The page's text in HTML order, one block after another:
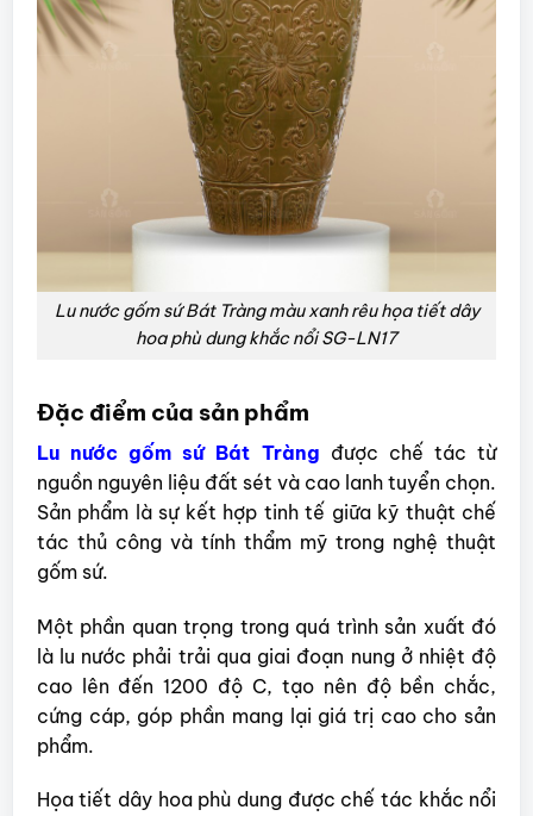
Lu nước gốm sứ Bát Tràng màu xanh rêu họa tiết dây
hoa phù dung khắc nổi SG-LN17
Đặc điểm của sản phẩm
Lu nước gốm sứ Bát Tràng được chế tác từ
nguồn nguyên liệu đất sét và cao lanh tuyển chọn.
Sản phẩm là sự kết hợp tinh tế giữa kỹ thuật chế
tác thủ công và tính thẩm mỹ trong nghệ thuật
gốm sứ.
Một phần quan trọng trong quá trình sản xuất đó
là lu nước phải trải qua giai đoạn nung ở nhiệt độ
cao lên đến 1200 độ C, tạo nên độ bền chắc,
cứng cáp, góp phần mang lại giá trị cao cho sản
phẩm.
Họa tiết dây hoa phù dung được chế tác khắc nổi